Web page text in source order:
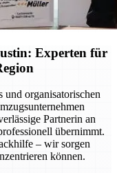
Experten für
organisatorischen
Partnerin an
übernimmt.
– wir sorgen
können.